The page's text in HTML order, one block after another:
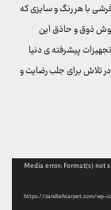
با هر رنگ و سایزی که
ذوق و حاذق این
پیشرفته ی دنیا
تلاش برای جلب رضایت و
Media error: Format(s) not